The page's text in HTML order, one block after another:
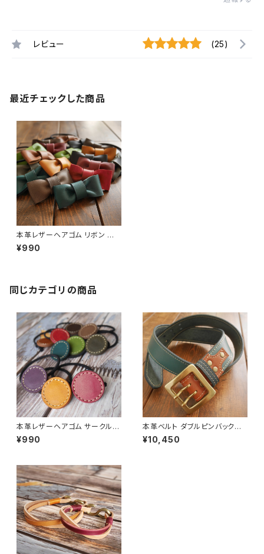
レビュー (25)
最近チェックした商品
本革レザーヘアゴム リボン 髪
留め [カラー選択可] [受注生産]
¥990
同じカテゴリの商品
本革レザーヘアゴム サークル
髪留め [カラー選択可] [受注生
産]
¥990
本革ベルト ダブルピンバックル
ピーコックブルー×キャメルブラ
ウン [受注生産]
¥10,450